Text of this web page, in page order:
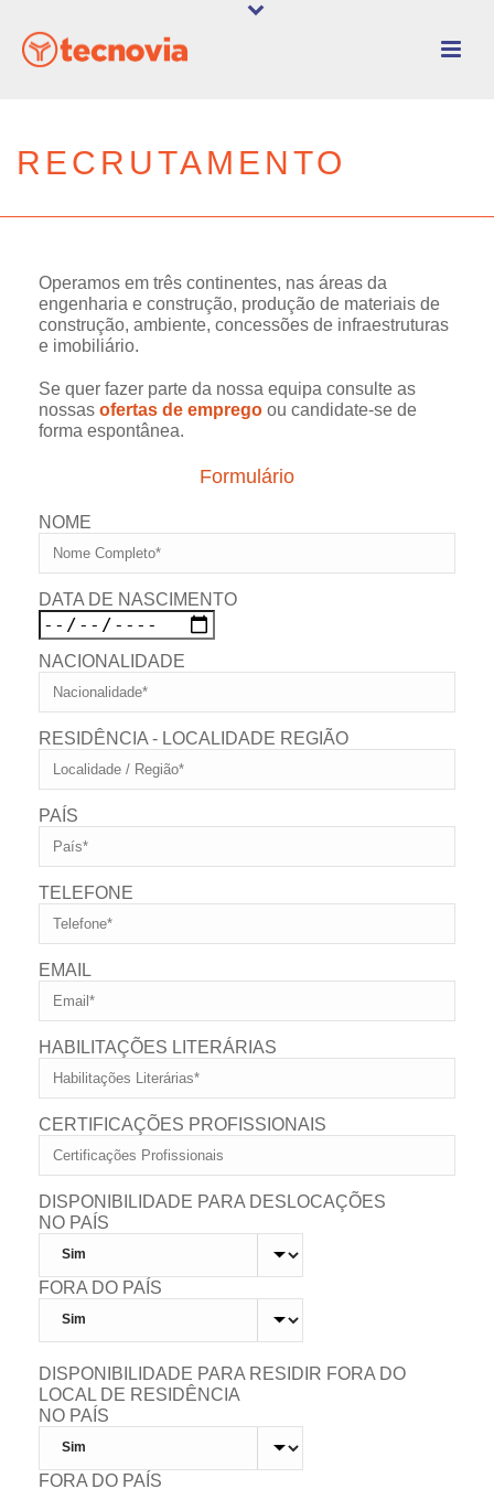
RECRUTAMENTO
Operamos em três continentes, nas áreas da
engenharia e construção, produção de materiais de
construção, ambiente, concessões de infraestruturas
e imobiliário.
Se quer fazer parte da nossa equipa consulte as
nossas ofertas de emprego ou candidate-se de
forma espontânea.
Formulário
NOME
DATA DE NASCIMENTO
NACIONALIDADE
RESIDÊNCIA - LOCALIDADE REGIÃO
PAÍS
TELEFONE
EMAIL
HABILITAÇÕES LITERÁRIAS
CERTIFICAÇÕES PROFISSIONAIS
DISPONIBILIDADE PARA DESLOCAÇÕES
NO PAÍS
FORA DO PAÍS
DISPONIBILIDADE PARA RESIDIR FORA DO
LOCAL DE RESIDÊNCIA
NO PAÍS
FORA DO PAÍS